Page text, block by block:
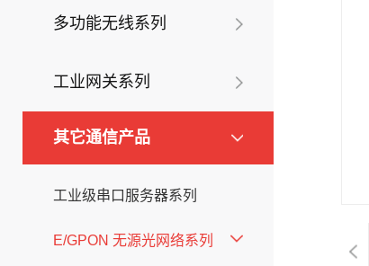
多功能无线系列
工业网关系列
其它通信产品
工业级串口服务器系列
E/GPON 无源光网络系列